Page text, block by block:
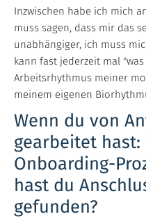
Inzwischen habe ich mich
muss sagen, dass mir das
unabhängiger, ich muss
kann fast jederzeit mal
Arbeitsrhythmus meiner
meinem eigenen
Wenn du von
gearbeitet hast:
Onboarding-
hast du
gefunden?